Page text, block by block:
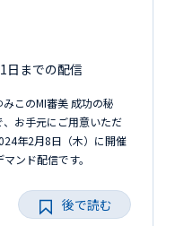
日までの配信
このMI審美 成功の秘
お手元にご用意いただ
年2月8日（木）に開催
ンド配信です。
後で読む